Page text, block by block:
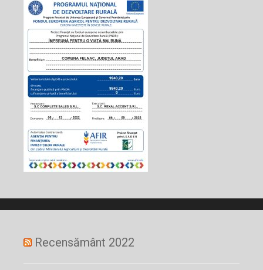
Recensământ 2022